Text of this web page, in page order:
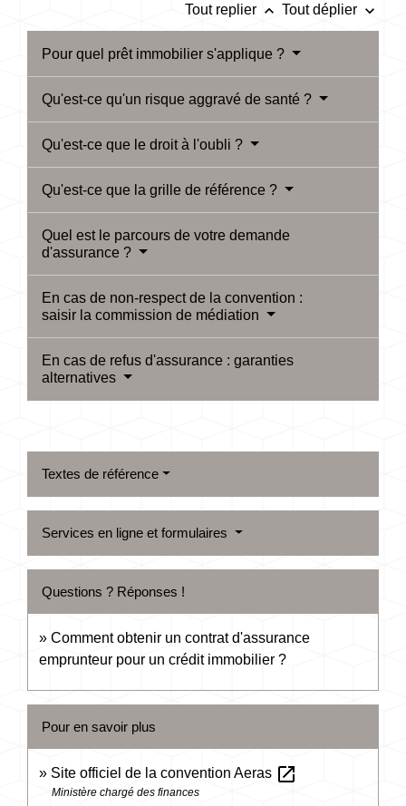
Tout replier keyboard_arrow_up Tout déplier keyboard_arrow_down
Pour quel prêt immobilier s'applique ?
Qu'est-ce qu'un risque aggravé de santé ?
Qu'est-ce que le droit à l'oubli ?
Qu'est-ce que la grille de référence ?
Quel est le parcours de votre demande
d'assurance ?
En cas de non-respect de la convention :
saisir la commission de médiation
En cas de refus d'assurance : garanties
alternatives
Textes de référence
Services en ligne et formulaires
Questions ? Réponses !
Comment obtenir un contrat d'assurance
emprunteur pour un crédit immobilier ?
Pour en savoir plus
Site officiel de la convention Aeras open_in_new
Ministère chargé des finances